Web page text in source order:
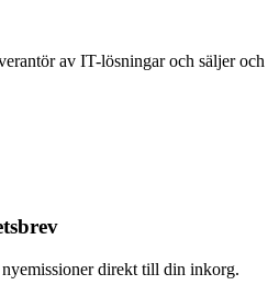
av IT-lösningar och säljer
nyemissioner direkt till din inkorg.